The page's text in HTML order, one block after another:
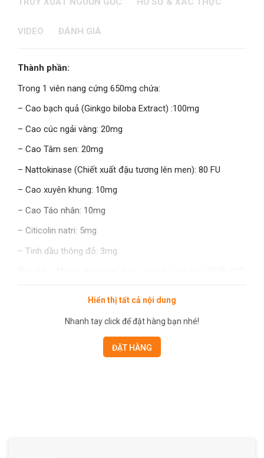
VIDEO ĐÁNH GIÁ
Thành phần:
Trong 1 viên nang cứng 650mg chứa:
– Cao bạch quả (Ginkgo biloba Extract) :100mg
– Cao cúc ngải vàng: 20mg
– Cao Tâm sen: 20mg
– Nattokinase (Chiết xuất đậu tương lên men): 80 FU
– Cao xuyên khung: 10mg
– Cao Táo nhân: 10mg
– Citicolin natri: 5mg
– Tinh dầu thông đỏ: 3mg
-Giúp bổ huyết, hoạt huyết, tăng cường lưu thông máu lên
não, hỗ trợ giảm các triệu chứng thiểu năng tuần hoàn não:
đau đầu, hoa mắt, chóng mặt, rối loạn tiền đình, mất ngủ,
Hiển thị tất cả nội dung
Nhanh tay click để đặt hàng bạn nhé!
ĐẶT HÀNG